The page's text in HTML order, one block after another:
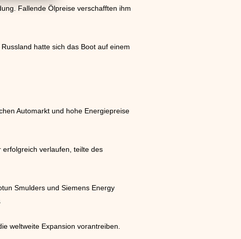
Fallende Ölpreise verschafften ihm
hatte sich das Boot auf einem
Automarkt und hohe Energiepreise
verlaufen, teilte des
Smulders und Siemens Energy
weltweite Expansion vorantreiben.